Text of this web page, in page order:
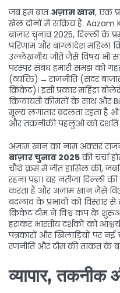
जब हम बात अज़ाम खान, एक
खेल दोनों में सक्रिय हैं. Aazam
बाज़ार चुनाव 2025, दिल्ली के
परिणामऔरबांग्लादेश महिला
उल्लेखनीय जीतेंजैसे विषय भी
परस्पर संबंध हमारी समझ को
(व्यक्ति) → राजनीति (सदर
क्रिकेट)। इसी प्रकारमहिंद्रा
किफायती कीमतों के साथऔर
मूल्य लगातार बदलता रहता है
और तकनीकी पहलुओं को दर्शाते
अज़ाम खान का नाम अक्सर
बाज़ार चुनाव 2025की चर्चा
चौथे क्रम में जीत हासिल की,
रहना पड़ा। यह नतीजा दिल्ली
करता है और अज़ाम खान जैसे
बदलाव के प्रभावों को विस्तार
क्रिकेट टीम ने विश्व कप के
हराकर भारतीय दर्शकों को
पत्रकारों और खिलाड़ियों पर
रणनीति और टीम की ताकत के
व्यापार, तकनीक